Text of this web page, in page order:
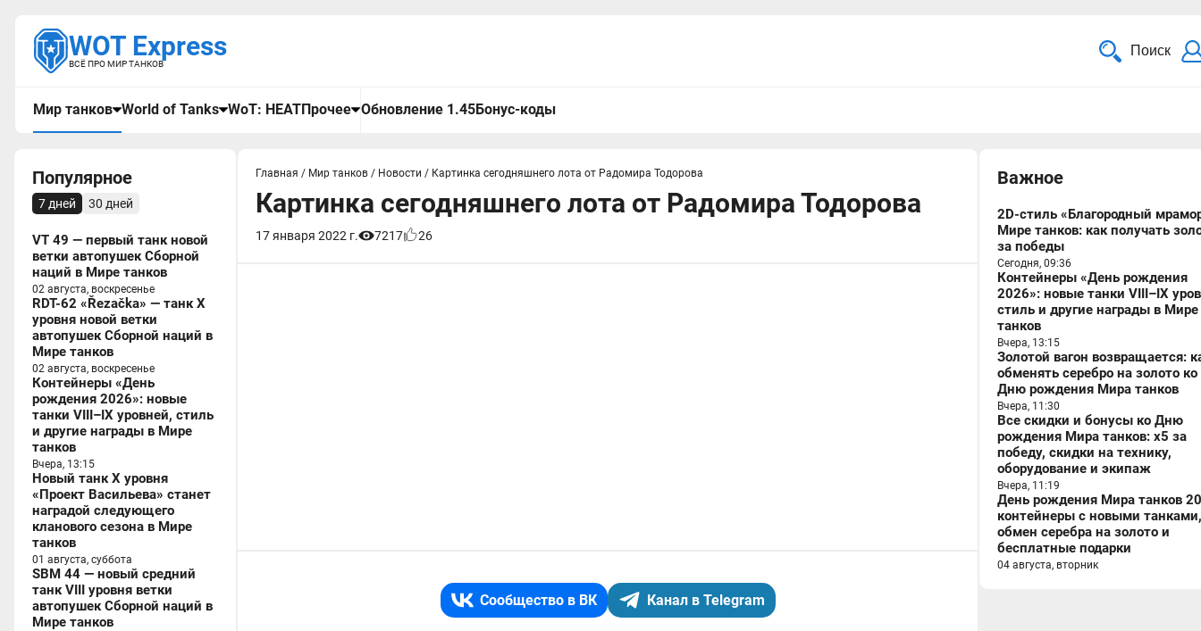
WOT Express
ВСЁ ПРО МИР ТАНКОВ
Поиск
Мир танков World of Tanks WoT: HEATПрочее Обновление 1.45Бонус-коды
Популярное
7 дней 30 дней
VT 49 — первый танк новой
ветки автопушек Сборной
наций в Мире танков
02 августа, воскресенье
RDT-62 «Řezačka» — танк X
уровня новой ветки
автопушек Сборной наций в
Мире танков
02 августа, воскресенье
Контейнеры «День
рождения 2026»: новые
танки VIII–IX уровней, стиль
и другие награды в Мире
танков
Вчера, 13:15
Новый танк X уровня
«Проект Васильева» станет
наградой следующего
кланового сезона в Мире
танков
01 августа, суббота
SBM 44 — новый средний
танк VIII уровня ветки
автопушек Сборной наций в
Мире танков
Главная / Мир танков / Новости / Картинка сегодняшнего лота от Радомира Тодорова
Картинка сегодняшнего лота от Радомира Тодорова
17 января 2022 г. 7217 26
Сообщество в ВК Канал в Telegram
Важное
2D-стиль «Благородный
Мире танков: как получать
за победы
Сегодня, 09:36
Контейнеры «День рождения
2026»: новые танки VIII–IX
стиль и другие награды в Мире
танков
Вчера, 13:15
Золотой вагон возвращается:
обменять серебро на золото ко
Дню рождения Мира танков
Вчера, 11:30
Все скидки и бонусы ко Дню
рождения Мира танков: x5 за
победу, скидки на технику,
оборудование и экипаж
Вчера, 11:19
День рождения Мира танков
контейнеры с новыми танками,
обмен серебра на золото и
бесплатные подарки
04 августа, вторник